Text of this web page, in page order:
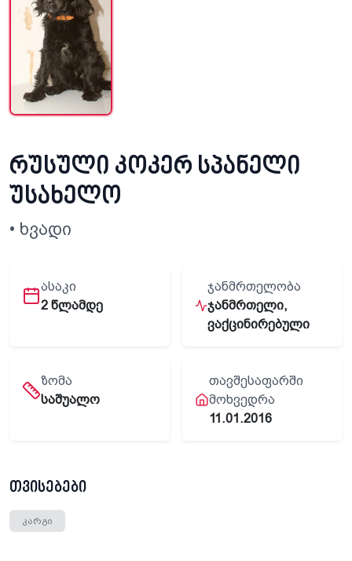
რუსული კოკერ სპანელი
უსახელო
• ხვადი
ᲐᲡᲐᲙᲘ
2 წლამდე
ᲯᲐᲜᲛᲠᲗᲔᲚᲝᲑᲐ
ჯანმრთელი,
ვაქცინირებული
ᲖᲝᲛᲐ
საშუალო
ᲗᲐᲕᲨᲔᲡᲐᲤᲐᲠᲨᲘ
ᲛᲝᲮᲕᲔᲓᲠᲐ
11.01.2016
თვისებები
კარგი